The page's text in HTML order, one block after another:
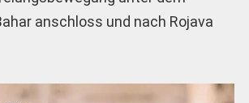
anschloss und nach Rojava